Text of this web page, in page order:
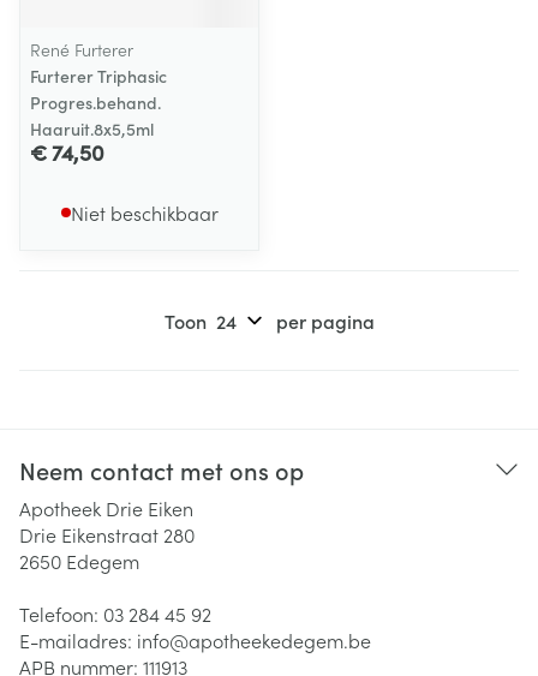
René Furterer
Furterer Triphasic
Progres.behand.
Haaruit.8x5,5ml
€ 74,50
Niet beschikbaar
Toon per pagina
Neem contact met ons op
Apotheek Drie Eiken
Drie Eikenstraat 280
2650 Edegem
Telefoon: 03 284 45 92
E-mailadres: info@apotheekedegem.be
APB nummer: 111913